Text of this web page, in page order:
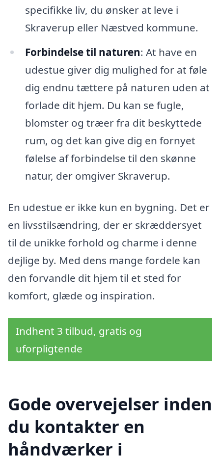
specifikke liv, du ønsker at leve i
Skraverup eller Næstved kommune.
Forbindelse til naturen: At have en
udestue giver dig mulighed for at føle
dig endnu tættere på naturen uden at
forlade dit hjem. Du kan se fugle,
blomster og træer fra dit beskyttede
rum, og det kan give dig en fornyet
følelse af forbindelse til den skønne
natur, der omgiver Skraverup.
En udestue er ikke kun en bygning. Det er
en livsstilsændring, der er skræddersyet
til de unikke forhold og charme i denne
dejlige by. Med dens mange fordele kan
den forvandle dit hjem til et sted for
komfort, glæde og inspiration.
Indhent 3 tilbud, gratis og
uforpligtende
Gode overvejelser inden
du kontakter en
håndværker i